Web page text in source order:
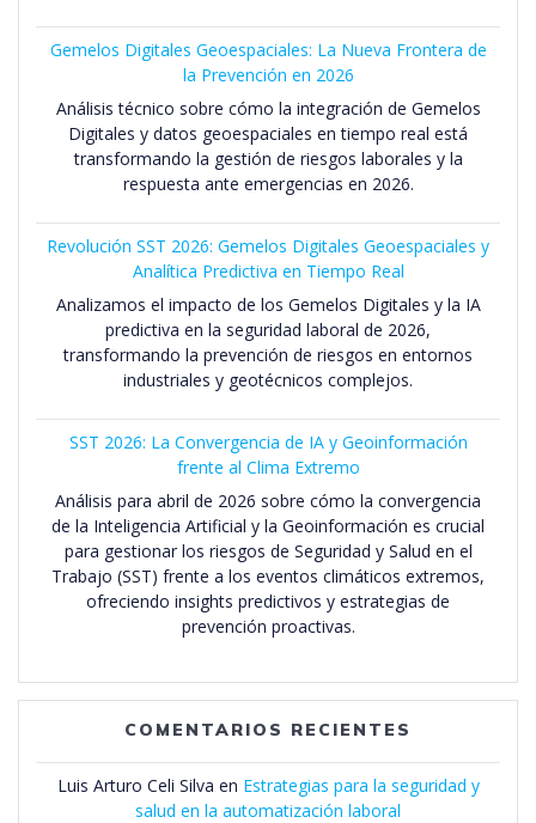
Gemelos Digitales Geoespaciales: La Nueva Frontera de
la Prevención en 2026
Análisis técnico sobre cómo la integración de Gemelos
Digitales y datos geoespaciales en tiempo real está
transformando la gestión de riesgos laborales y la
respuesta ante emergencias en 2026.
Revolución SST 2026: Gemelos Digitales Geoespaciales y
Analítica Predictiva en Tiempo Real
Analizamos el impacto de los Gemelos Digitales y la IA
predictiva en la seguridad laboral de 2026,
transformando la prevención de riesgos en entornos
industriales y geotécnicos complejos.
SST 2026: La Convergencia de IA y Geoinformación
frente al Clima Extremo
Análisis para abril de 2026 sobre cómo la convergencia
de la Inteligencia Artificial y la Geoinformación es crucial
para gestionar los riesgos de Seguridad y Salud en el
Trabajo (SST) frente a los eventos climáticos extremos,
ofreciendo insights predictivos y estrategias de
prevención proactivas.
COMENTARIOS RECIENTES
Luis Arturo Celi Silva en Estrategias para la seguridad y
salud en la automatización laboral